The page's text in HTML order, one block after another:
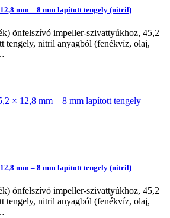
mm – 8 mm lapított tengely (nitril)
önfelszívó impeller-szivattyúkhoz, 45,2
tengely, nitril anyagból (fenékvíz, olaj,
mm – 8 mm lapított tengely (nitril)
önfelszívó impeller-szivattyúkhoz, 45,2
tengely, nitril anyagból (fenékvíz, olaj,